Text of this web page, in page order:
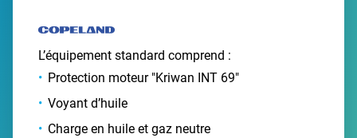
L’équipement standard comprend :
Protection moteur "Kriwan INT 69"
Voyant d’huile
Charge en huile et gaz neutre